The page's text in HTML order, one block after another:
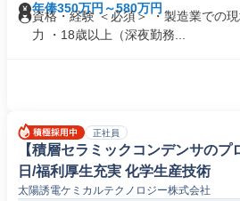
年俸350万円～580万円
資格・経験 ＜必須＞ ・製造業での
力 ・18歳以上（深夜勤務...
正社員
【積層セラミックコンデンサの
日/福利厚生充実 化学生産技術
太陽誘電ケミカルテクノロジー株式会社